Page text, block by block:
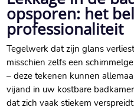
opsporen: het
professionaliteit
Tegelwerk dat zijn glans
misschien zelfs een
– deze tekenen kunnen
vijand in uw kostbare
dat zich vaak stiekem